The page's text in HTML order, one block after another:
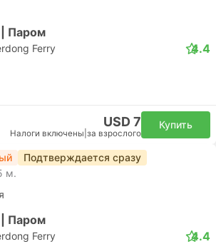
| Паром
Ferry 4.4
USD 7
Налоги включены за взрослого
Купить
Подтверждается сразу
м.
| Паром
Ferry 4.4